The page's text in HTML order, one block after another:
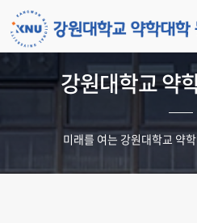
강원대학교 약
미래를 여는 강원대학교 약